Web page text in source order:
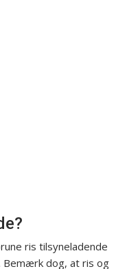
ris tilsyneladende
Bemærk dog, at ris og